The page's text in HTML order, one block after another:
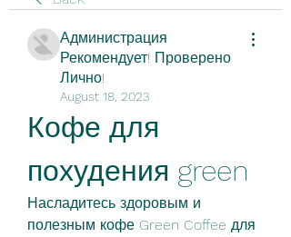
Администрация
Рекомендует! Проверено
Лично!
August 18, 2023
Кофе для
похудения green
Насладитесь здоровым и
полезным кофе Green Coffee для